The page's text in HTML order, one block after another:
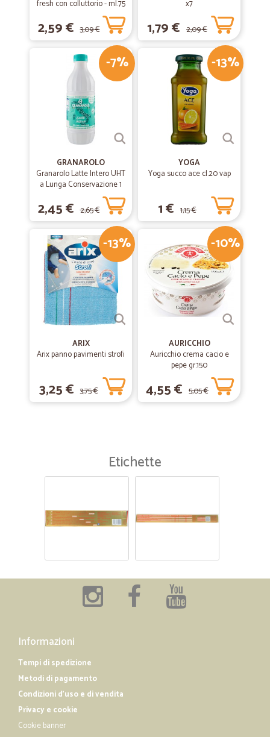
fresh con colluttorio - ml.75
2,59 € 3,09 €
x7
1,79 € 2,09 €
-7%
GRANAROLO
Granarolo Latte Intero UHT
a Lunga Conservazione 1
2,45 € 2,65 €
-13%
YOGA
Yoga succo ace cl.20 vap
1 € 1,15 €
-13%
ARIX
Arix panno pavimenti strofi
3,25 € 3,75 €
-10%
AURICCHIO
Auricchio crema cacio e
pepe gr.150
4,55 € 5,05 €
Etichette
Informazioni
Tempi di spedizione
Metodi di pagamento
Condizioni d'uso e di vendita
Privacy e cookie
Cookie banner